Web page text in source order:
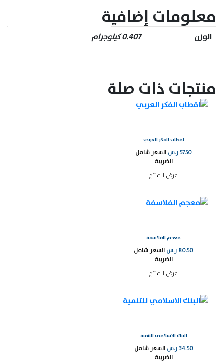
معلومات إضافية
الوزن 0.407 كيلوجرام
منتجات ذات صلة
اقطاب الفكر العربي
57.50ر.س السعر شامل
الضريبة
عرض المنتج
معجم الفلاسفة
80.50 ر.س السعر شامل
الضريبة
عرض المنتج
البنك الاسلامي للتنمية
34.50 ر.س السعر شامل
الضريبة